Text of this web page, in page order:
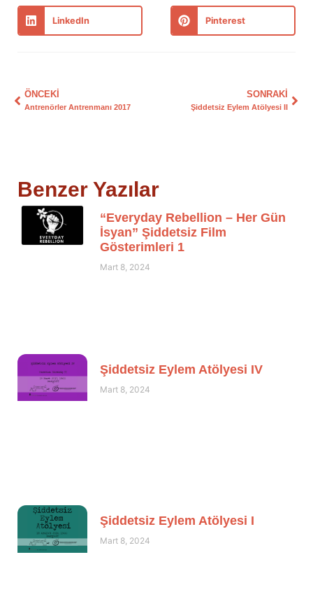
LinkedIn Pinterest
ÖNCEKI
Antrenörler Antrenmanı 2017
SONRAKI
Şiddetsiz Eylem Atölyesi II
Benzer Yazılar
“Everyday Rebellion – Her Gün
İsyan” Şiddetsiz Film
Gösterimleri 1
Mart 8, 2024
Şiddetsiz Eylem Atölyesi IV
Mart 8, 2024
Şiddetsiz Eylem Atölyesi I
Mart 8, 2024